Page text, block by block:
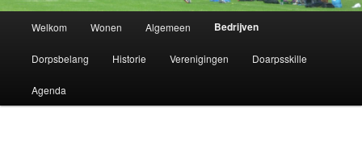
Spring
naar
de
Welkom Wonen Algemeen Bedrijven
Dorpsbelang Historie Verenigingen Doarpsskille
Agenda